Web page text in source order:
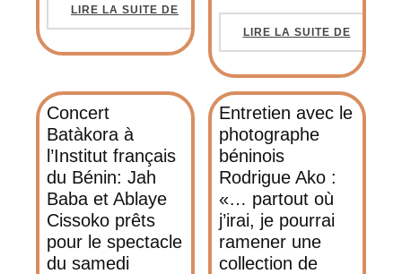
LIRE LA SUITE DE
LIRE LA SUITE DE
Concert
Batàkora à
l’Institut français
du Bénin: Jah
Baba et Ablaye
Cissoko prêts
pour le spectacle
du samedi
Entretien avec le
photographe
béninois
Rodrigue Ako :
«… partout où
j’irai, je pourrai
ramener une
collection de